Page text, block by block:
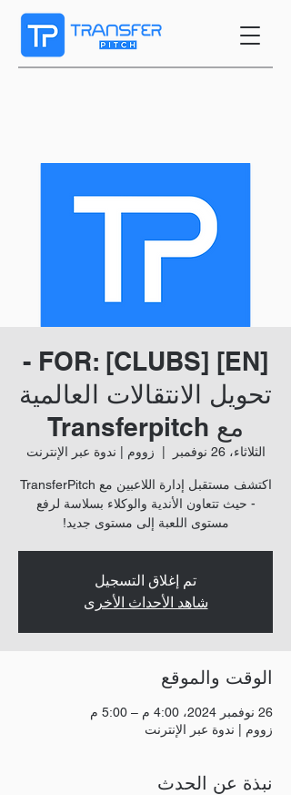
[EN] FOR: [CLUBS] -
تحويل الانتقالات العالمية
مع Transferpitch
الثلاثاء، 26 نوفمبر زووم | ندوة عبر الإنترنت
اكتشف مستقبل إدارة اللاعبين مع TransferPitch
- حيث تتعاون الأندية والوكلاء بسلاسة لرفع
مستوى اللعبة إلى مستوى جديد!
تم إغلاق التسجيل
شاهد الأحداث الأخرى
الوقت والموقع
26 نوفمبر 2024، 4:00 م – 5:00 م
زووم | ندوة عبر الإنترنت
نبذة عن الحدث